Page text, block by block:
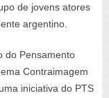
de jovens atores
argentino.
do Pensamento
Contraimagem
iniciativa do PTS